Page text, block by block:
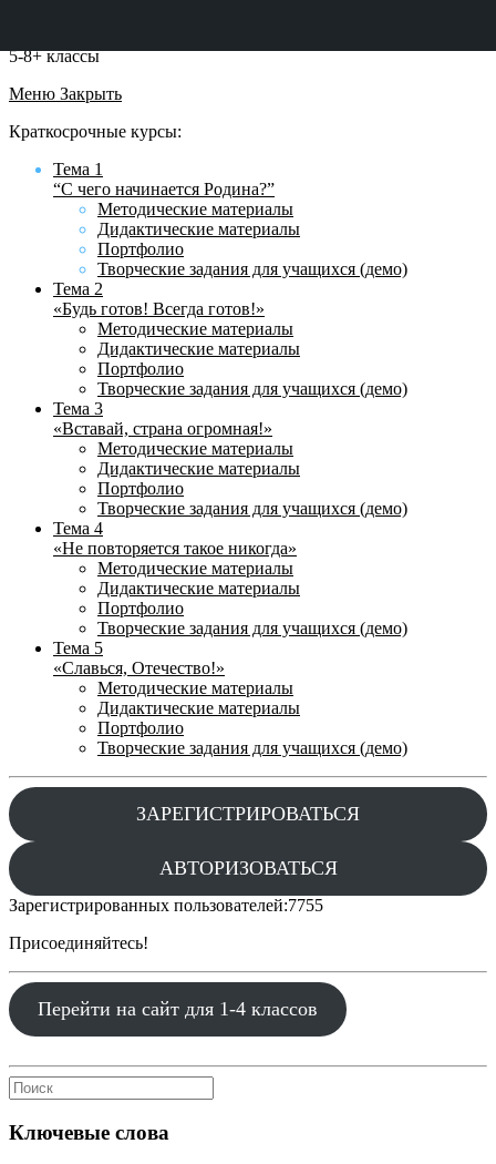
5-8+ классы
Меню Закрыть
Краткосрочные курсы:
Тема 1
“С чего начинается Родина?”
Методические материалы
Дидактические материалы
Портфолио
Творческие задания для учащихся (демо)
Тема 2
«Будь готов! Всегда готов!»
Методические материалы
Дидактические материалы
Портфолио
Творческие задания для учащихся (демо)
Тема 3
«Вставай, страна огромная!»
Методические материалы
Дидактические материалы
Портфолио
Творческие задания для учащихся (демо)
Тема 4
«Не повторяется такое никогда»
Методические материалы
Дидактические материалы
Портфолио
Творческие задания для учащихся (демо)
Тема 5
«Славься, Отечество!»
Методические материалы
Дидактические материалы
Портфолио
Творческие задания для учащихся (демо)
ЗАРЕГИСТРИРОВАТЬСЯ
АВТОРИЗОВАТЬСЯ
Зарегистрированных пользователей:7755
Присоединяйтесь!
Перейти на сайт для 1-4 классов
Ключевые слова